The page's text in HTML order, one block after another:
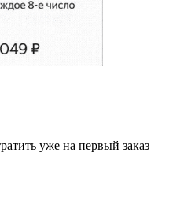
уже на первый заказ